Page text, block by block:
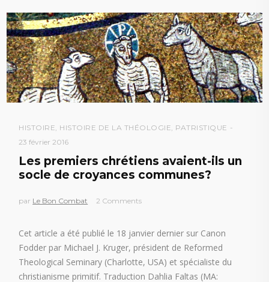
HISTOIRE, HISTOIRE DE LA THÉOLOGIE, PATRISTIQUE
23 février 2016
Les premiers chrétiens avaient-ils un
socle de croyances communes?
par Le Bon Combat 2 Comments
Cet article a été publié le 18 janvier dernier sur Canon
Fodder par Michael J. Kruger, président de Reformed
Theological Seminary (Charlotte, USA) et spécialiste du
christianisme primitif. Traduction Dahlia Faltas (MA: